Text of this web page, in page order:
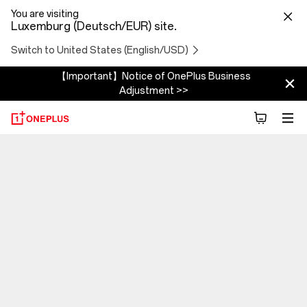
You are visiting
Luxemburg (Deutsch/EUR) site.
Switch to United States (English/USD)
【Important】Notice of OnePlus Business
Adjustment >>